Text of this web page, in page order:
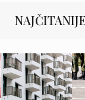
NAJČITANIJE